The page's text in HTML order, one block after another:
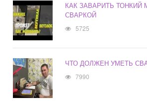
КАК ЗАВАРИТЬ
СВАРКОЙ
5725
ЧТО ДОЛЖЕН УМЕТЬ
7990